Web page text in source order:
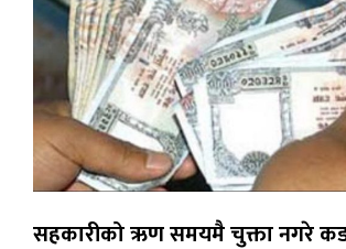
सहकारीको ऋण समयमै चुक्ता नगरे